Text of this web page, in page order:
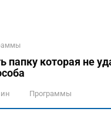
папку которая не
Программы